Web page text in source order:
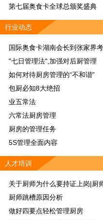
第七届奥食卡全球总颁奖盛典
行业动态
国际奥食卡湖南会长到张家界
"七日管理法",加强对后厨管理
如何对待厨房管理的“不和谐”
包厨必知8大绝招
业五常法
六常法厨房管理
厨房的管理任务
5S管理全面内容
人才培训
关于厨师为什么要持证上岗|厨
厨师跳槽原因分析
做好四要点轻松管理厨房